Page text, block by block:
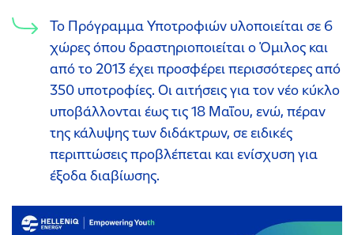
Το Πρόγραμμα Υποτροφιών υλοποιείται σε 6
χώρες όπου δραστηριοποιείται ο Όμιλος και
από το 2013 έχει προσφέρει περισσότερες από
350 υποτροφίες. Οι αιτήσεις για τον νέο κύκλο
υποβάλλονται έως τις 18 Μαΐου, ενώ, πέραν
της κάλυψης των διδάκτρων, σε ειδικές
περιπτώσεις προβλέπεται και ενίσχυση για
έξοδα διαβίωσης.